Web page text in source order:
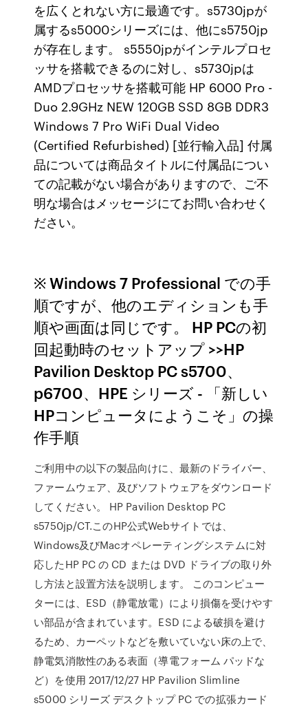
を広くとれない方に最適です。s5730jpが
属するs5000シリーズには、他にs5750jp
が存在します。 s5550jpがインテルプロセ
ッサを搭載できるのに対し、s5730jpは
AMDプロセッサを搭載可能 HP 6000 Pro -
Duo 2.9GHz NEW 120GB SSD 8GB DDR3
Windows 7 Pro WiFi Dual Video
(Certified Refurbished) [並行輸入品] 付属
品については商品タイトルに付属品につい
ての記載がない場合がありますので、ご不
明な場合はメッセージにてお問い合わせく
ださい。
※ Windows 7 Professional での手
順ですが、他のエディションも手
順や画面は同じです。 HP PCの初
回起動時のセットアップ >>HP
Pavilion Desktop PC s5700、
p6700、HPE シリーズ - 「新しい
HPコンピュータにようこそ」の操
作手順
ご利用中の以下の製品向けに、最新のドライバー、
ファームウェア、及びソフトウェアをダウンロード
してください。 HP Pavilion Desktop PC
s5750jp/CT.このHP公式Webサイトでは、
Windows及びMacオペレーティングシステムに対
応したHP PC の CD または DVD ドライブの取り外
し方法と設置方法を説明します。 このコンピュー
ターには、ESD（静電放電）により損傷を受けやす
い部品が含まれています。ESD による破損を避け
るため、カーペットなどを敷いていない床の上で、
静電気消散性のある表面（導電フォーム パッドな
ど）を使用 2017/12/27 HP Pavilion Slimline
s5000 シリーズ デスクトップ PC での拡張カード